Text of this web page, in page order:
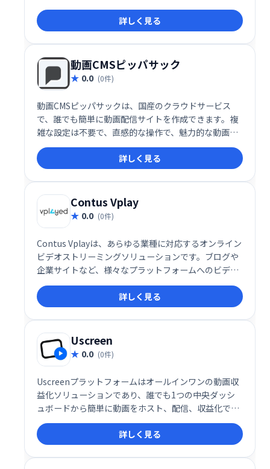
す。時間と労力を節約し、ソーシャルメディア戦略を
効果的に推進したいクリエイターやビジネスに最適で
す。
詳しく見る
動画CMSピッパサック
0.0 (0件)
動画CMSピッパサックは、国産のクラウドサービス
で、誰でも簡単に動画配信サイトを作成できます。複
雑な設定は不要で、直感的な操作で、魅力的な動画サ
イトを構築可能です。多様な機能と高い拡張性を備
え、企業のプロモーション動画や個人の作品配信な
ど、幅広い用途に対応します。手軽に始められる動画
配信、ピッパサックで実現しましょう。
詳しく見る
Contus Vplay
0.0 (0件)
Contus Vplayは、あらゆる業種に対応するオンライン
ビデオストリーミングソリューションです。ブログや
企業サイトなど、様々なプラットフォームへのビデオ
アップロード、変換、保存、管理、ストリーミングを
効率的に行えます。Webとモバイル両方に対応し、ス
ムーズな視聴体験を提供します。 あらゆるビデオコン
テンツを効果的に活用し、視聴者エンゲージメントの
向上を実現します。
詳しく見る
Uscreen
0.0 (0件)
Uscreenプラットフォームはオールインワンの動画収
益化ソリューションであり、誰でも1つの中央ダッシ
ュボードから簡単に動画をホスト、配信、収益化でき
ます。
詳しく見る